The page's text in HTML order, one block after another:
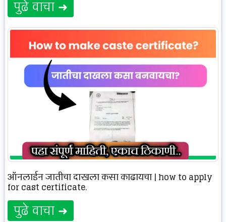
पुढे वाचा ➜
ऑनलाईन जातीचा दाखला कसा काढायचा | how to apply
for cast certificate.
पुढे वाचा ➜